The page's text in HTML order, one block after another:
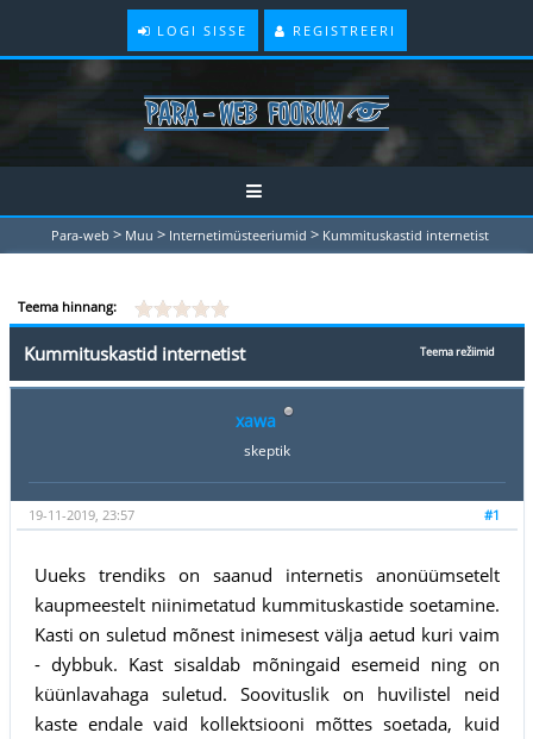
LOGI SISSE REGISTREERI
Para-web > Muu > Internetimüsteeriumid > Kummituskastid internetist
Teema hinnang:
Teema režiimid
Kummituskastid internetist
xawa
skeptik
#1
19-11-2019, 23:57
Uueks trendiks on saanud internetis anonüümsetelt
kaupmeestelt niinimetatud kummituskastide soetamine.
Kasti on suletud mõnest inimesest välja aetud kuri vaim
- dybbuk. Kast sisaldab mõningaid esemeid ning on
küünlavahaga suletud. Soovituslik on huvilistel neid
kaste endale vaid kollektsiooni mõttes soetada, kuid